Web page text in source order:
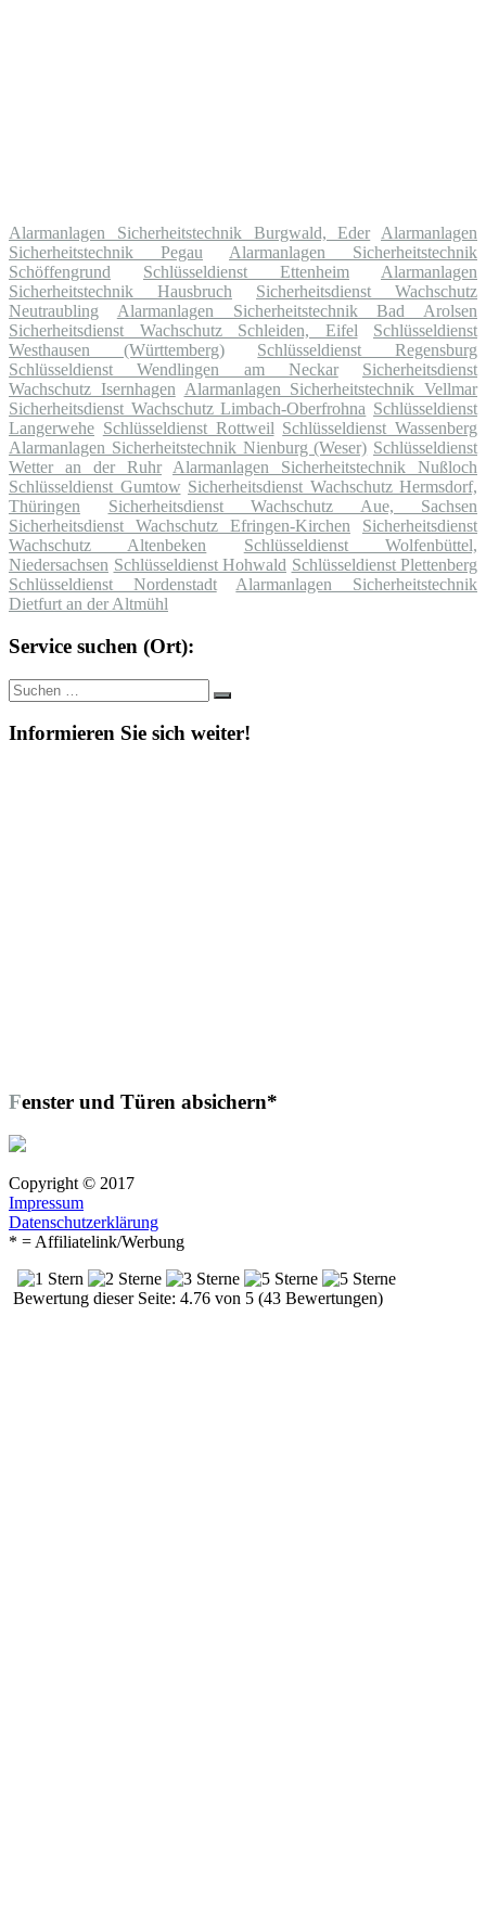
Alarmanlagen Sicherheitstechnik Burgwald, Eder
Alarmanlagen
Sicherheitstechnik Pegau
Alarmanlagen Sicherheitstechnik
Schöffengrund
Schlüsseldienst Ettenheim
Alarmanlagen
Sicherheitstechnik Hausbruch
Sicherheitsdienst Wachschutz
Neutraubling
Alarmanlagen Sicherheitstechnik Bad Arolsen
Sicherheitsdienst Wachschutz Schleiden, Eifel
Schlüsseldienst
Westhausen (Württemberg)
Schlüsseldienst Regensburg
Schlüsseldienst Wendlingen am Neckar
Sicherheitsdienst
Wachschutz Isernhagen Alarmanlagen Sicherheitstechnik Vellmar
Sicherheitsdienst Wachschutz Limbach-Oberfrohna Schlüsseldienst
Langerwehe Schlüsseldienst Rottweil Schlüsseldienst Wassenberg
Alarmanlagen Sicherheitstechnik Nienburg (Weser) Schlüsseldienst
Wetter an der Ruhr
Alarmanlagen Sicherheitstechnik Nußloch
Schlüsseldienst Gumtow Sicherheitsdienst Wachschutz Hermsdorf,
Thüringen
Sicherheitsdienst Wachschutz Aue, Sachsen
Sicherheitsdienst Wachschutz Efringen-Kirchen
Sicherheitsdienst
Wachschutz Altenbeken
Schlüsseldienst Wolfenbüttel,
Niedersachsen Schlüsseldienst Hohwald Schlüsseldienst Plettenberg
Schlüsseldienst Nordenstadt
Alarmanlagen Sicherheitstechnik
Dietfurt an der Altmühl
Service suchen (Ort):
Suche
nach:
Suchen
Informieren Sie sich weiter!
Fenster und Türen absichern*
Copyright © 2017
Impressum
Datenschutzerklärung
* = Affiliatelink/Werbung
Bewertung dieser Seite: 4.76 von 5 (43 Bewertungen)